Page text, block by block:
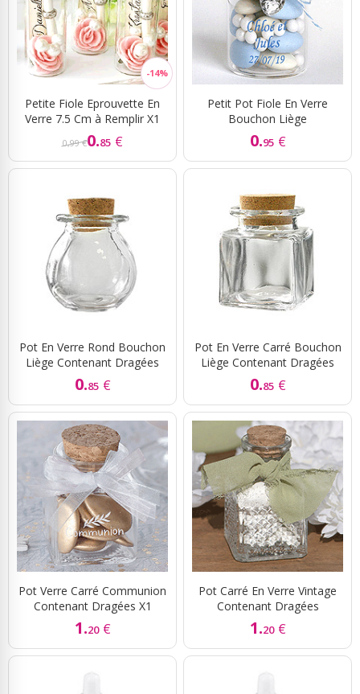
Petite Fiole Eprouvette En
Verre 7.5 Cm à Remplir X1
0,99 €0.85 €
Petit Pot Fiole En Verre
Bouchon Liège
0.95 €
Pot En Verre Rond Bouchon
Liège Contenant Dragées
0.85 €
Pot En Verre Carré Bouchon
Liège Contenant Dragées
0.85 €
Pot Verre Carré Communion
Contenant Dragées X1
1.20 €
Pot Carré En Verre Vintage
Contenant Dragées
1.20 €